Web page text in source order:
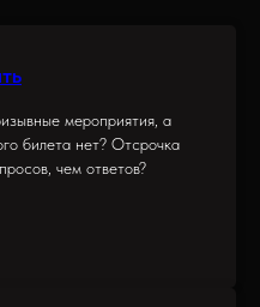
мероприятия, а
билета нет? Отсрочка
чем ответов?